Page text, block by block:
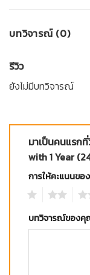
บทวิจารณ์ (0)
รีวิว
ยังไม่มีบทวิจารณ์
มาเป็นคนแรก
with 1 Year
การให้คะแนนข
บทวิจารณ์ของ